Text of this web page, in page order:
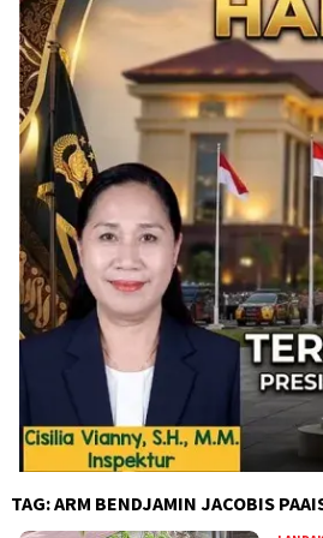
TAG:ARM BENDJAMIN JACOBIS